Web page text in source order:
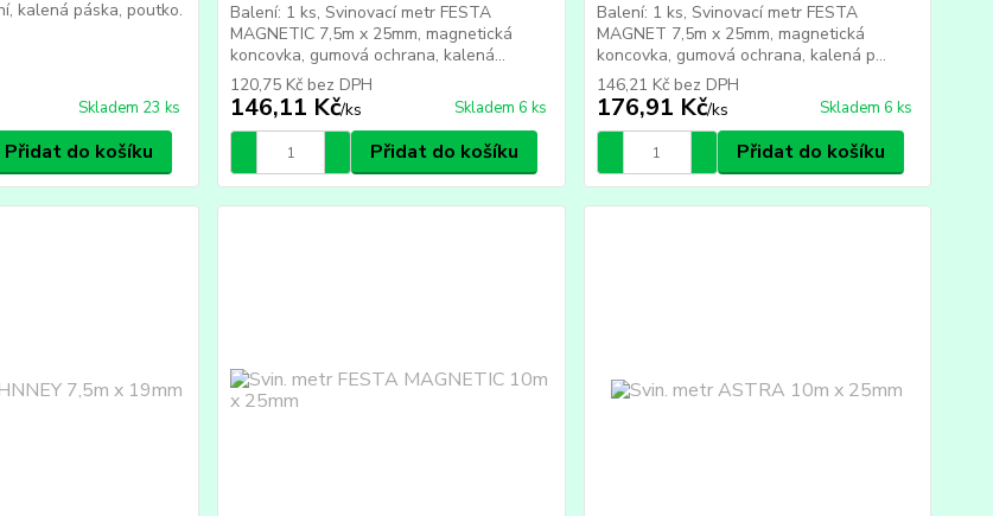
kalená páska, poutko.
Skladem 23 ks
Přidat do košíku
Balení: 1 ks, Svinovací metr FESTA
MAGNETIC 7,5m x 25mm, magnetická
koncovka, gumová ochrana, kalená...
146,11 Kč/ks
120,75 Kč bez DPH
Skladem 6 ks
Přidat do košíku
Balení: 1 ks, Svinovací metr FESTA
MAGNET 7,5m x 25mm, magnetická
koncovka, gumová ochrana, kalená p...
176,91 Kč/ks
146,21 Kč bez DPH
Skladem 6 ks
Přidat do košíku